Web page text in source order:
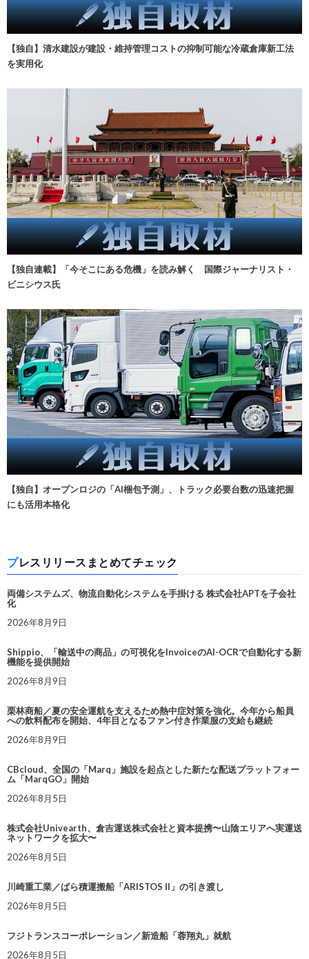
【独自】清水建設が建設・維持管理コストの抑制可能な冷蔵倉庫新工法
を実用化
【独自連載】「今そこにある危機」を読み解く 国際ジャーナリスト・
ビニシウス氏
【独自】オープンロジの「AI梱包予測」、トラック必要台数の迅速把握
にも活用本格化
プレスリリースまとめてチェック
両備システムズ、物流自動化システムを手掛ける 株式会社APTを子会社
化
2026年8月9日
Shippio、「輸送中の商品」の可視化をInvoiceのAI-OCRで自動化する新
機能を提供開始
2026年8月9日
栗林商船／夏の安全運航を支えるため熱中症対策を強化。今年から船員
への飲料配布を開始、4年目となるファン付き作業服の支給も継続
2026年8月9日
CBcloud、全国の「Marq」施設を起点とした新たな配送プラットフォー
ム「MarqGO」開始
2026年8月5日
株式会社Univearth、倉吉運送株式会社と資本提携〜山陰エリアへ実運送
ネットワークを拡大〜
2026年8月5日
川崎重工業／ばら積運搬船「ARISTOS II」の引き渡し
2026年8月5日
フジトランスコーポレーション／新造船「蓉翔丸」就航
2026年8月5日